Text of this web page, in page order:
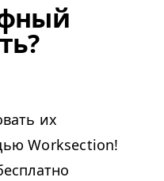
их
Worksection!